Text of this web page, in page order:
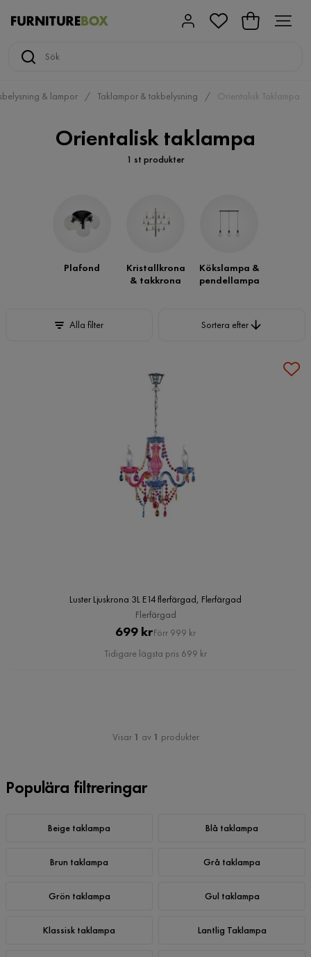
& lampor Taklampor & takbelysning Orientalisk Taklampa
Orientalisk taklampa
1 st produkter
Plafond
Kristallkrona
& takkrona
Kökslampa &
pendellampa
Alla filter Sortera efter
Luster Ljuskrona 3L E14 flerfärgad, Flerfärgad
Flerfärgad
Pris
699 krOriginal
Pris
Förr 999 kr
Tidigare lägsta pris 699 kr
Visar 1 av 1 produkter
Populära filtreringar
Beige taklampa Blå taklampa
Brun taklampa Grå taklampa
Grön taklampa Gul taklampa
Klassisk taklampa Lantlig Taklampa